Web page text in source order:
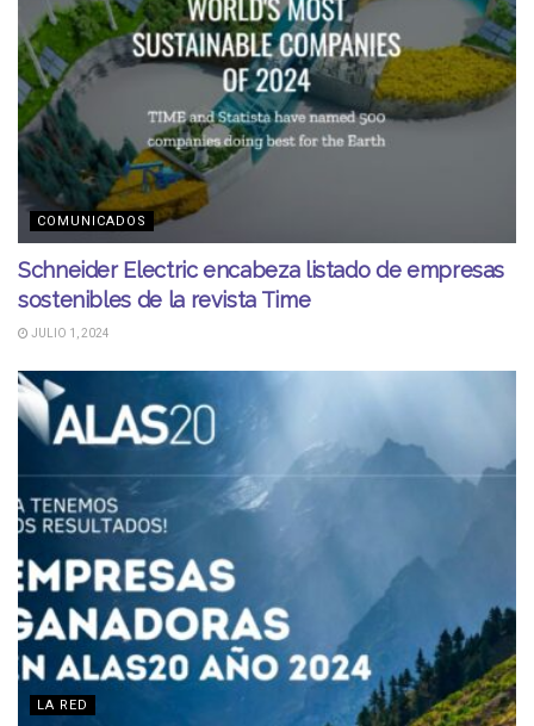
COMUNICADOS
Schneider Electric encabeza listado de empresas
sostenibles de la revista Time
JULIO 1, 2024
LA RED